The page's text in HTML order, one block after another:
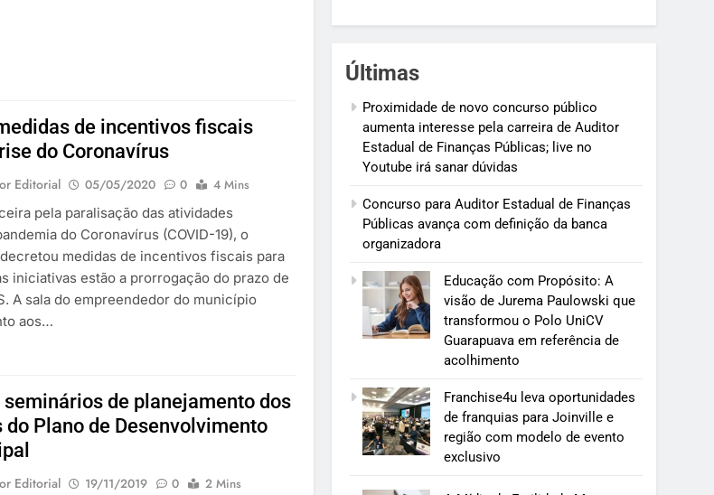
de incentivos fiscais
do Coronavírus
Editorial 05/05/2020 0
4 Mins
pela paralisação das atividades
do Coronavírus (COVID-19), o
medidas de incentivos fiscais para
iniciativas estão a prorrogação do prazo de
A sala do empreendedor do município
aos…
de planejamento dos
Plano de Desenvolvimento
Editorial 19/11/2019 0
2 Mins
Últimas
Proximidade de novo concurso público
aumenta interesse pela carreira de Auditor
Estadual de Finanças Públicas; live no
Youtube irá sanar dúvidas
Concurso para Auditor Estadual de Finanças
Públicas avança com definição da banca
organizadora
Educação com Propósito: A
visão de Jurema Paulowski que
transformou o Polo UniCV
Guarapuava em referência de
acolhimento
Franchise4u leva oportunidades
de franquias para Joinville e
região com modelo de evento
exclusivo